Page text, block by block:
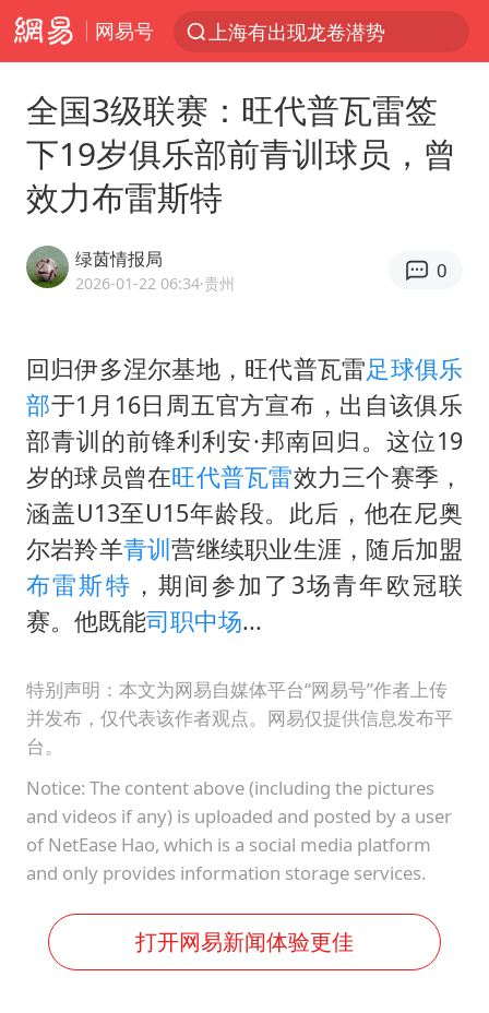
网易号
上海有出现龙卷潜势
白海豚逼近浙闽沿海
王艺迪2-4不敌张本美和止步4强
《披荆斩棘2026》阵容官宣
王艺迪无缘横滨赛决赛
泰国：高度重视中国游客旅游体验
2025年小学教师减少13.19万
白海豚或提早3小时登陆
萌娃帮爷爷脱玉米 卖力干活超可爱
上海大部迎大暴雨
蒯曼挺进WTT横滨冠军赛女单四强
全国3级联赛：旺代普瓦雷签
下19岁俱乐部前青训球员，曾
效力布雷斯特
绿茵情报局
2026-01-22 06:34·贵州
0
回归伊多涅尔基地，旺代普瓦雷足球俱乐
部于1月16日周五官方宣布，出自该俱乐
部青训的前锋利利安·邦南回归。这位19
岁的球员曾在旺代普瓦雷效力三个赛季，
涵盖U13至U15年龄段。此后，他在尼奥
尔岩羚羊青训营继续职业生涯，随后加盟
布雷斯特 ，期间参加了3场青年欧冠联
赛。他既能司职中场...
特别声明：本文为网易自媒体平台“网易号”作者上传
并发布，仅代表该作者观点。网易仅提供信息发布平
台。
Notice: The content above (including the pictures
and videos if any) is uploaded and posted by a user
of NetEase Hao, which is a social media platform
and only provides information storage services.
打开网易新闻体验更佳